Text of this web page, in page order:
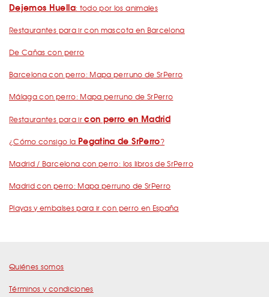
Dejemos Huella: todo por los animales
Restaurantes para ir con mascota en Barcelona
De Cañas con perro
Barcelona con perro: Mapa perruno de SrPerro
Málaga con perro: Mapa perruno de SrPerro
Restaurantes para ircon perro en Madrid
¿Cómo consigo la Pegatina de SrPerro?
Madrid / Barcelona con perro: los libros de SrPerro
Madrid con perro: Mapa perruno de SrPerro
Playas y embalses para ir con perro en España
Quiénes somos
Términos y condiciones